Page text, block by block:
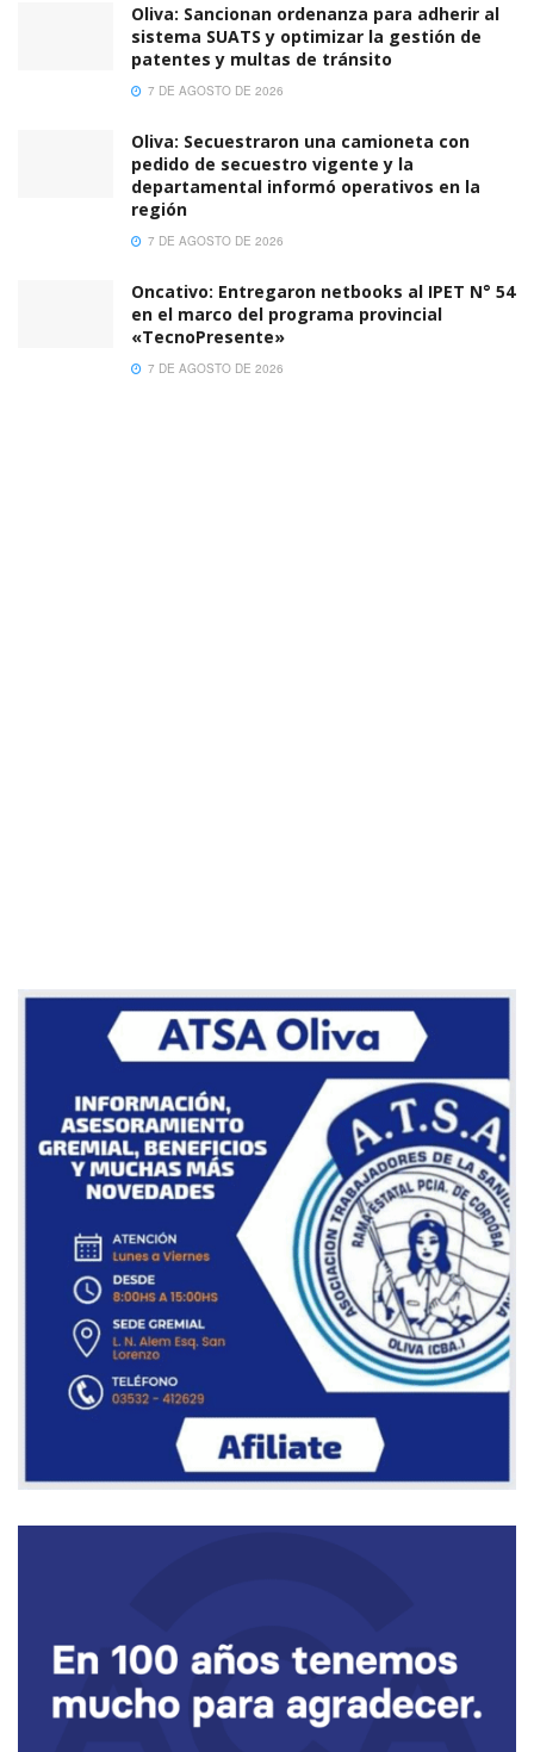
Oliva: Sancionan ordenanza para adherir al
sistema SUATS y optimizar la gestión de
patentes y multas de tránsito
7 DE AGOSTO DE 2026
Oliva: Secuestraron una camioneta con
pedido de secuestro vigente y la
departamental informó operativos en la
región
7 DE AGOSTO DE 2026
Oncativo: Entregaron netbooks al IPET N° 54
en el marco del programa provincial
«TecnoPresente»
7 DE AGOSTO DE 2026